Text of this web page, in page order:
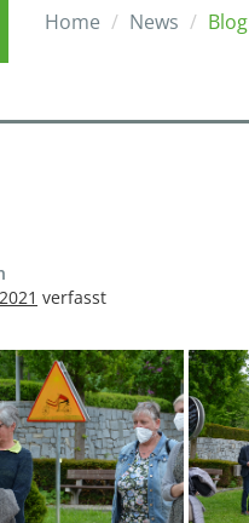
Home News Blog
verfasst